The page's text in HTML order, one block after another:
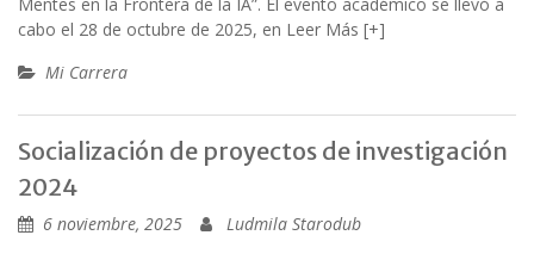
cabo el 28 de octubre de 2025, en Leer Más [+]
Mi Carrera
Socialización de proyectos de investigación
2024
6 noviembre, 2025 Ludmila Starodub